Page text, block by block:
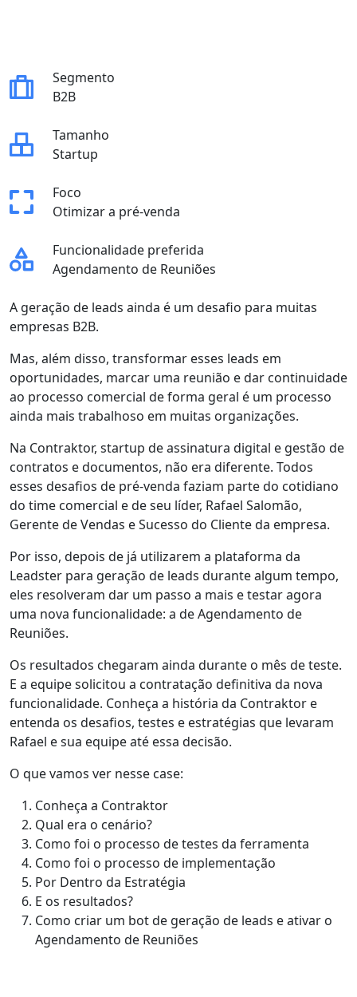
Segmento
B2B
Tamanho
Startup
Foco
Otimizar a pré-venda
Funcionalidade preferida
Agendamento de Reuniões
A geração de leads ainda é um desafio para muitas
empresas B2B.
Mas, além disso, transformar esses leads em
oportunidades, marcar uma reunião e dar continuidade
ao processo comercial de forma geral é um processo
ainda mais trabalhoso em muitas organizações.
Na Contraktor, startup de assinatura digital e gestão de
contratos e documentos, não era diferente. Todos
esses desafios de pré-venda faziam parte do cotidiano
do time comercial e de seu líder, Rafael Salomão,
Gerente de Vendas e Sucesso do Cliente da empresa.
Por isso, depois de já utilizarem a plataforma da
Leadster para geração de leads durante algum tempo,
eles resolveram dar um passo a mais e testar agora
uma nova funcionalidade: a de Agendamento de
Reuniões.
Os resultados chegaram ainda durante o mês de teste.
E a equipe solicitou a contratação definitiva da nova
funcionalidade. Conheça a história da Contraktor e
entenda os desafios, testes e estratégias que levaram
Rafael e sua equipe até essa decisão.
O que vamos ver nesse case:
Conheça a Contraktor
Qual era o cenário?
Como foi o processo de testes da ferramenta
Como foi o processo de implementação
Por Dentro da Estratégia
E os resultados?
Como criar um bot de geração de leads e ativar o
Agendamento de Reuniões